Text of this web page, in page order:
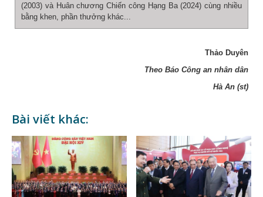
(2003) và Huân chương Chiến công Hạng Ba (2024) cùng nhiều
bằng khen, phần thưởng khác...
Thảo Duyên
Theo Báo Công an nhân dân
Hà An (st)
Bài viết khác: